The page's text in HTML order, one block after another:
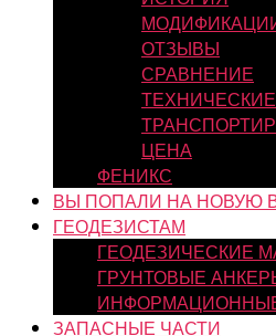
ОТЗЫВЫ
СРАВНЕНИЕ
ЦЕНА
ФЕНИКС
ВЫ ПОПАЛИ НА НОВУЮ
ГЕОДЕЗИСТАМ
ГЕОДЕЗИЧЕСКИЕ
ГРУНТОВЫЕ
ЗАПАСНЫЕ ЧАСТИ